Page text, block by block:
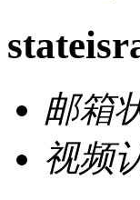
邮箱
视频